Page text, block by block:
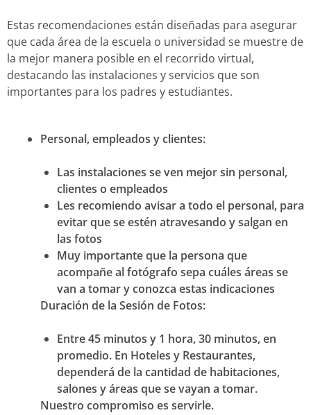
Estas recomendaciones están diseñadas para asegurar
que cada área de la escuela o universidad se muestre de
la mejor manera posible en el recorrido virtual,
destacando las instalaciones y servicios que son
importantes para los padres y estudiantes.
Personal, empleados y clientes:
Las instalaciones se ven mejor sin personal,
clientes o empleados
Les recomiendo avisar a todo el personal, para
evitar que se estén atravesando y salgan en
las fotos
Muy importante que la persona que
acompañe al fotógrafo sepa cuáles áreas se
van a tomar y conozca estas indicaciones
Duración de la Sesión de Fotos:
Entre 45 minutos y 1 hora, 30 minutos, en
promedio. En Hoteles y Restaurantes,
dependerá de la cantidad de habitaciones,
salones y áreas que se vayan a tomar.
Nuestro compromiso es servirle.